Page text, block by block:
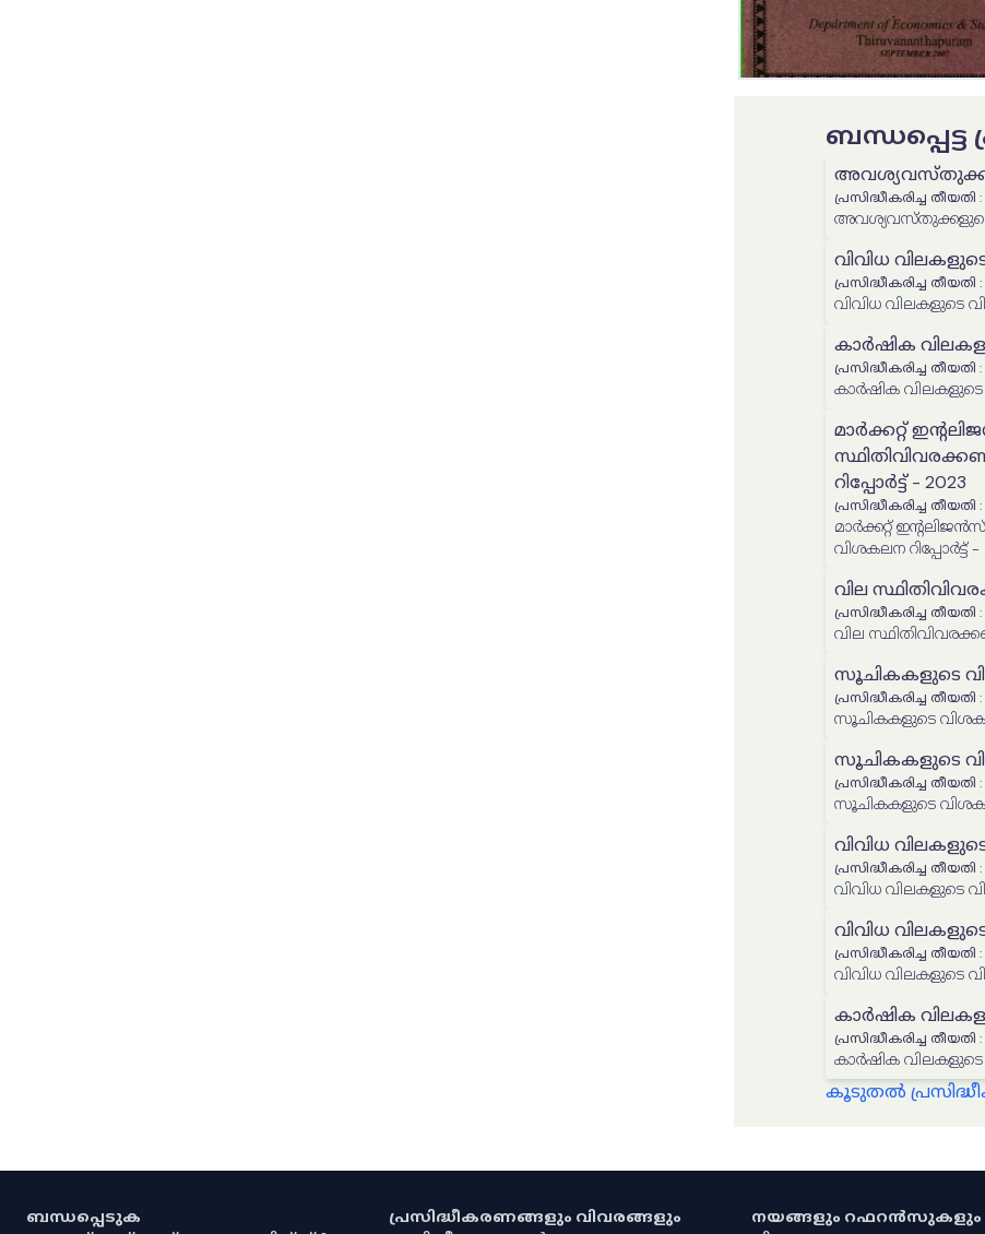
പ്രസിദ്ധീകരിച്ച തീയതി :
അവശ്യവസ്തുക്കളുടെ
വിവിധ
പ്രസിദ്ധീകരിച്ച തീയതി :
വിവിധ വിലകളുടെ
കാർഷിക
പ്രസിദ്ധീകരിച്ച തീയതി :
കാർഷിക വിലകളുടെ
മാർക്കറ്റ്
റിപ്പോർട്ട് - 2023
പ്രസിദ്ധീകരിച്ച തീയതി :
മാർക്കറ്റ്
വിശകലന റിപ്പോർട്ട് -
വില
പ്രസിദ്ധീകരിച്ച തീയതി :
വില
സൂചികകളുടെ
പ്രസിദ്ധീകരിച്ച തീയതി :
സൂചികകളുടെ
സൂചികകളുടെ
പ്രസിദ്ധീകരിച്ച തീയതി :
സൂചികകളുടെ
വിവിധ
പ്രസിദ്ധീകരിച്ച തീയതി :
വിവിധ വിലകളുടെ
വിവിധ
പ്രസിദ്ധീകരിച്ച തീയതി :
വിവിധ വിലകളുടെ
കാർഷിക
പ്രസിദ്ധീകരിച്ച തീയതി :
കാർഷിക വിലകളുടെ
കൂടുതൽ
ബന്ധപ്പെടുക
പ്രസിദ്ധീകരണങ്ങളും വിവരങ്ങളും
നയങ്ങളും റഫറൻസുകളും